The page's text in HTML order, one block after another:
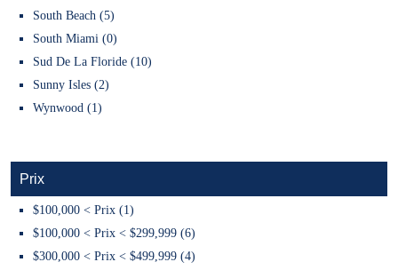
South Beach (5)
South Miami (0)
Sud De La Floride (10)
Sunny Isles (2)
Wynwood (1)
Prix
$100,000 < Prix (1)
$100,000 < Prix < $299,999 (6)
$300,000 < Prix < $499,999 (4)